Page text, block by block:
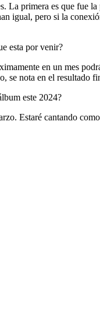
La primera es que fue
igual, pero si la
esta por venir?
en un mes
se nota en el resultado
este 2024?
Estaré cantando